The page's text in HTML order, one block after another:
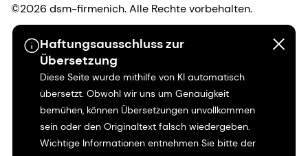
Haftungsausschluss zur
Übersetzung
Diese Seite wurde mithilfe von KI automatisch
übersetzt. Obwohl wir uns um Genauigkeit
bemühen, können Übersetzungen unvollkommen
sein oder den Originaltext falsch wiedergeben.
Wichtige Informationen entnehmen Sie bitte der
©2026 dsm-firmenich. Alle Rechte vorbehalten.
Hinweis zum Datenschutz
Bedingungen für die Nutzung
Bedingungen und Konditionen
Kalifornien-Transparenz